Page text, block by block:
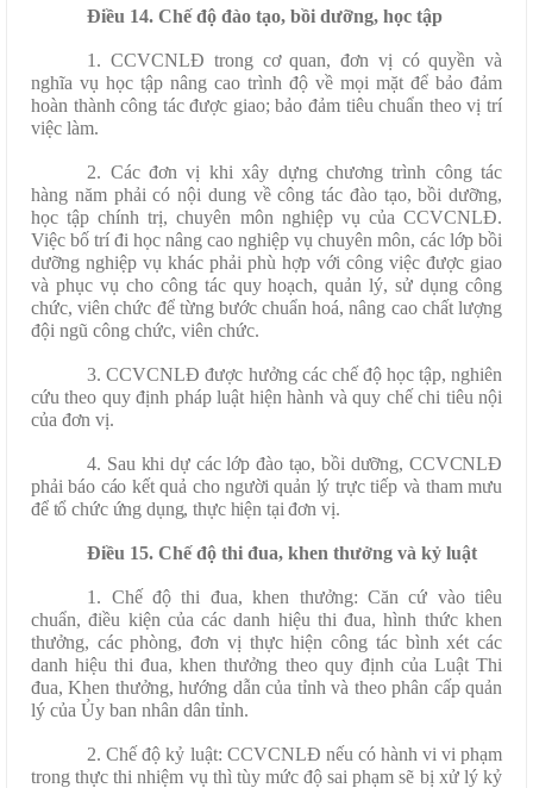
Điều 14. Chế độ đào tạo, bồi dưỡng, học tập
1. CCVCNLĐ trong cơ quan, đơn vị có quyền và
nghĩa vụ học tập nâng cao trình độ về mọi mặt để bảo đảm
hoàn thành công tác được giao; bảo đảm tiêu chuẩn theo vị trí
việc làm.
2. Các đơn vị khi xây dựng chương trình công tác
hàng năm phải có nội dung về công tác đào tạo, bồi dưỡng,
học tập chính trị, chuyên môn nghiệp vụ của CCVCNLĐ.
Việc bố trí đi học nâng cao nghiệp vụ chuyên môn, các lớp bồi
dưỡng nghiệp vụ khác phải phù hợp với công việc được giao
và phục vụ cho công tác quy hoạch, quản lý, sử dụng công
chức, viên chức để từng bước chuẩn hoá, nâng cao chất lượng
đội ngũ công chức, viên chức.
3. CCVCNLĐ được hưởng các chế độ học tập, nghiên
cứu theo quy định pháp luật hiện hành và quy chế chi tiêu nội
của đơn vị.
4. Sau khi dự các lớp đào tạo, bồi dưỡng, CCVCNLĐ
phải báo cáo kết quả cho người quản lý trực tiếp và tham mưu
để tổ chức ứng dụng, thực hiện tại đơn vị.
Điều 15. Chế độ thi đua, khen thưởng và kỷ luật
1. Chế độ thi đua, khen thưởng: Căn cứ vào tiêu
chuẩn, điều kiện của các danh hiệu thi đua, hình thức khen
thưởng, các phòng, đơn vị thực hiện công tác bình xét các
danh hiệu thi đua, khen thưởng theo quy định của Luật Thi
đua, Khen thưởng, hướng dẫn của tỉnh và theo phân cấp quản
lý của Ủy ban nhân dân tỉnh.
2. Chế độ kỷ luật: CCVCNLĐ nếu có hành vi vi phạm
trong thực thi nhiệm vụ thì tùy mức độ sai phạm sẽ bị xử lý kỷ